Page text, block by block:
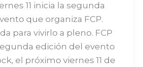
11 inicia la segunda
que organiza FCP.
para vivirlo a pleno. FCP
edición del evento
el próximo viernes 11 de